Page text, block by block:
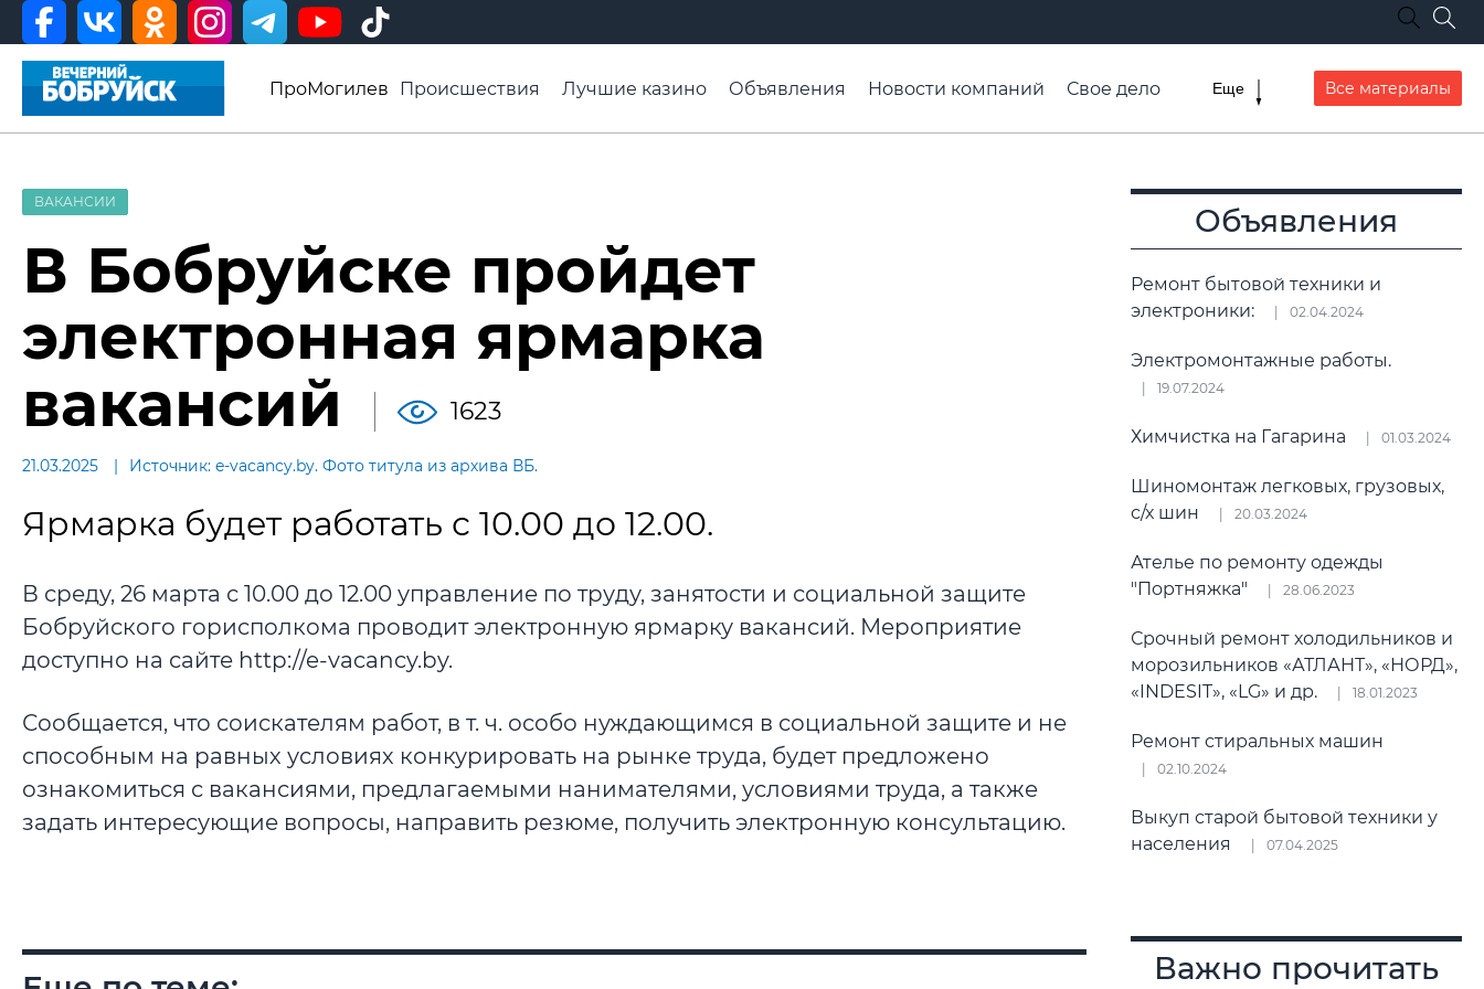
ПроМогилев Происшествия Лучшие казино Объявления Новости компаний
Свое дело
Видео ВБ
Еще Все материалы
ВАКАНСИИ
В Бобруйске пройдет
электронная ярмарка
вакансий
1623
21.03.2025 Источник: e-vacancy.by. Фото титула из архива ВБ.
Ярмарка будет работать с 10.00 до 12.00.
В среду, 26 марта с 10.00 до 12.00 управление по труду, занятости и социальной защите
Бобруйского горисполкома проводит электронную ярмарку вакансий. Мероприятие
доступно на сайте http://e-vacancy.by.
Сообщается, что соискателям работ, в т. ч. особо нуждающимся в социальной защите и не
способным на равных условиях конкурировать на рынке труда, будет предложено
ознакомиться с вакансиями, предлагаемыми нанимателями, условиями труда, а также
задать интересующие вопросы, направить резюме, получить электронную консультацию.
Объявления
Ремонт бытовой техники и
электроники:
02.04.2024
Электромонтажные работы.
19.07.2024
Химчистка на Гагарина 01.03.2024
Шиномонтаж легковых, грузовых,
с/х шин
20.03.2024
Ателье по ремонту одежды
"Портняжка"
28.06.2023
Срочный ремонт холодильников и
морозильников «АТЛАНТ», «НОРД»,
«INDESIT», «LG» и др.
18.01.2023
Ремонт стиральных машин
02.10.2024
Выкуп старой бытовой техники у
населения
07.04.2025
Важно прочитать